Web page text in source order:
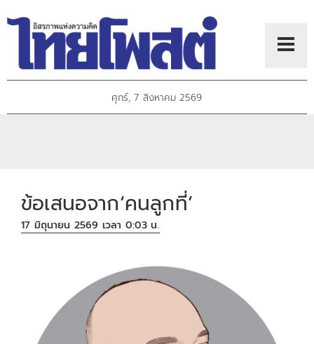
ศุกร์, 7 สิงหาคม 2569
ข้อเสนอจาก‘คนลูกที่’
17 มิถุนายน 2569 เวลา 0:03 น.